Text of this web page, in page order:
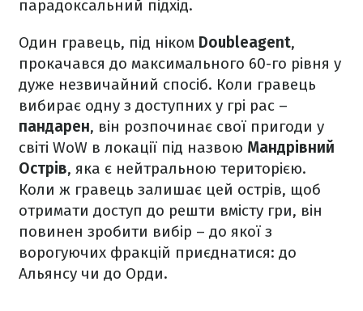
парадоксальний підхід.
Один гравець, під ніком Doubleagent,
прокачався до максимального 60-го рівня у
дуже незвичайний спосіб. Коли гравець
вибирає одну з доступних у грі рас –
пандарен, він розпочинає свої пригоди у
світі WoW в локації під назвою Мандрівний
Острів, яка є нейтральною територією.
Коли ж гравець залишає цей острів, щоб
отримати доступ до решти вмісту гри, він
повинен зробити вибір – до якої з
ворогуючих фракцій приєднатися: до
Альянсу чи до Орди.